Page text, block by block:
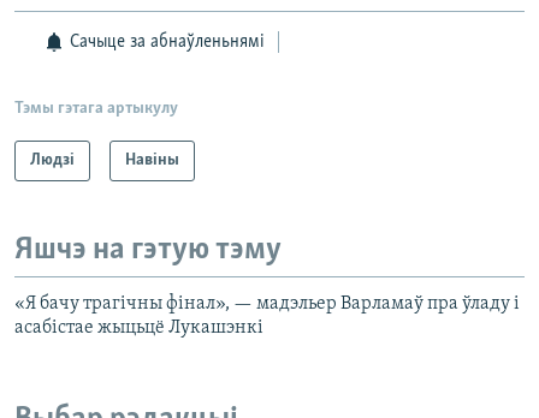
Сачыце за абнаўленьнямі
Тэмы гэтага артыкулу
Людзі Навіны
Яшчэ на гэтую тэму
«Я бачу трагічны фінал», — мадэльер Варламаў пра ўладу і
асабістае жыцьцё Лукашэнкі